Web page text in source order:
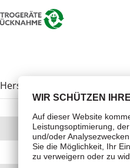
Herstellerhinweise